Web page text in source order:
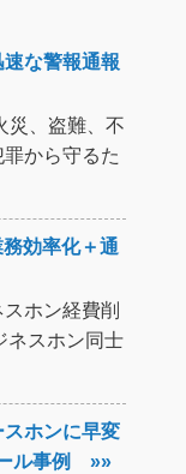
な警報通報
災、盗難、不
から守るた
効率化＋通
ホン経費削
ネスホン同士
ホンに早変
ル事例 »»